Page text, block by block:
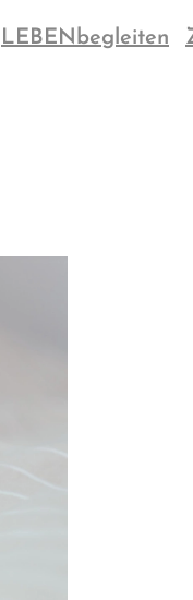
LEBENbegleiten